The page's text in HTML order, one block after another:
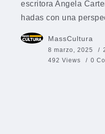
escritora Angela
hadas con una
MassCultura
8 marzo, 2025
492 Views
0